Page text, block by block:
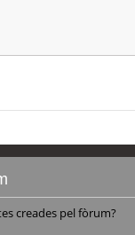
creades pel fòrum?